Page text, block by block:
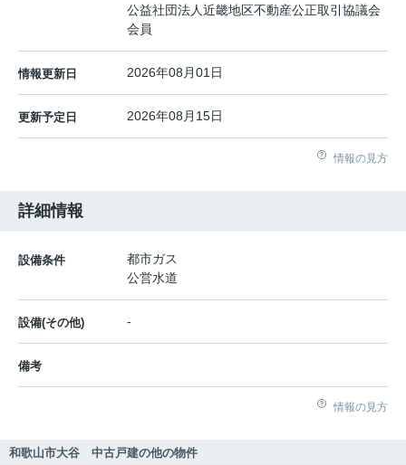
公益社団法人近畿地区不動産公正取引協議会
会員
情報更新日 2026年08月01日
更新予定日 2026年08月15日
情報の見方
詳細情報
設備条件
都市ガス
公営水道
設備(その他) -
備考
情報の見方
和歌山市大谷 中古戸建の他の物件